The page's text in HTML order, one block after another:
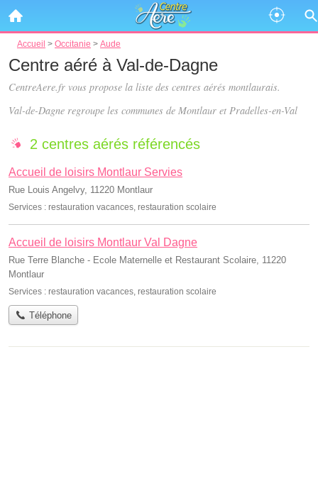
Accueil > Occitanie > Aude
Centre aéré à Val-de-Dagne
CentreAere.fr vous propose la liste des centres aérés montlaurais.
Val-de-Dagne regroupe les communes de Montlaur et Pradelles-en-Val
2 centres aérés référencés
Accueil de loisirs Montlaur Servies
Rue Louis Angelvy, 11220 Montlaur
Services : restauration vacances, restauration scolaire
Accueil de loisirs Montlaur Val Dagne
Rue Terre Blanche - Ecole Maternelle et Restaurant Scolaire, 11220
Montlaur
Services : restauration vacances, restauration scolaire
Téléphone